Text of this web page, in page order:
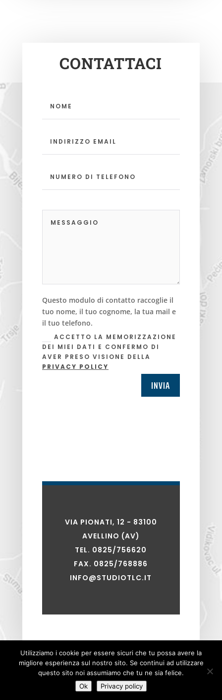
CONTATTACI
Questo modulo di contatto raccoglie il
tuo nome, il tuo cognome, la tua mail e
il tuo telefono.
ACCETTO LA MEMORIZZAZIONE
DEI MIEI DATI E CONFERMO DI
AVER PRESO VISIONE DELLA
PRIVACY POLICY
INVIA
VIA PIONATI, 12 - 83100
AVELLINO (AV)
TEL. 0825/756620
FAX. 0825/768886
INFO@STUDIOTLC.IT
Studio Associato Legale e Tributario dei Dottori
Maurizio Fabrizio e Ettore Limone P.iva e C.F.
02975600640| Powered ByBEWebCenter
Utilizziamo i cookie per essere sicuri che tu possa avere la
migliore esperienza sul nostro sito. Se continui ad utilizzare
questo sito noi assumiamo che tu ne sia felice.
Ok
Privacy policy